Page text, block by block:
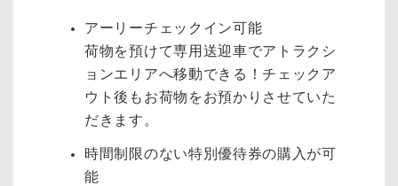
アーリーチェックイン可能
荷物を預けて専用送迎車でアトラクシ
ョンエリアへ移動できる！チェックア
ウト後もお荷物をお預かりさせていた
だきます。
時間制限のない特別優待券の購入が可
能